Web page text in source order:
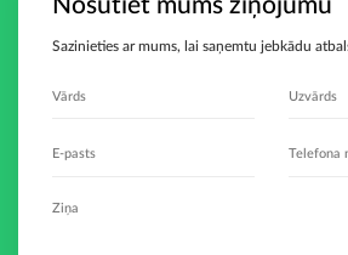
Nosūtiet mums ziņojumu
Sazinieties ar mums, lai saņemtu jebkādu